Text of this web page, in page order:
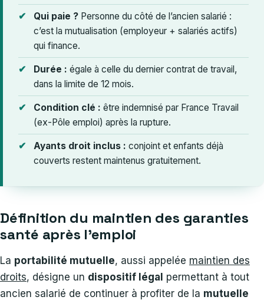
Qui paie ? Personne du côté de l’ancien salarié :
c’est la mutualisation (employeur + salariés actifs)
qui finance.
Durée : égale à celle du dernier contrat de travail,
dans la limite de 12 mois.
Condition clé : être indemnisé par France Travail
(ex-Pôle emploi) après la rupture.
Ayants droit inclus : conjoint et enfants déjà
couverts restent maintenus gratuitement.
Définition du maintien des garanties
santé après l’emploi
La portabilité mutuelle, aussi appelée maintien des
droits, désigne un dispositif légal permettant à tout
ancien salarié de continuer à profiter de la mutuelle